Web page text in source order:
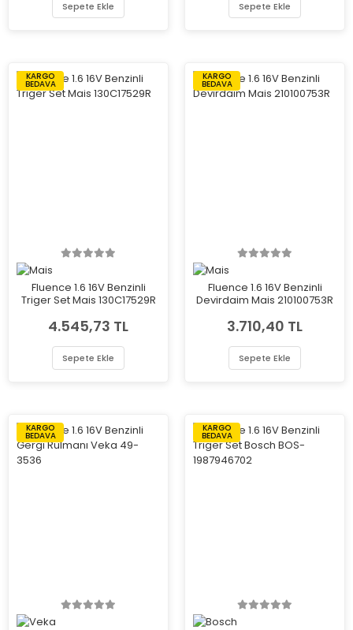
Sepete Ekle Sepete Ekle
KARGO
BEDAVA
Fluence 1.6 16V Benzinli
Triger Set Mais 130C17529R
4.545,73 TL
Sepete Ekle
KARGO
BEDAVA
Fluence 1.6 16V Benzinli
Devirdaim Mais 210100753R
3.710,40 TL
Sepete Ekle
KARGO
BEDAVA
KARGO
BEDAVA